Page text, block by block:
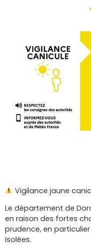
Vigilance jaune
Le département de
en raison des fortes
prudence, en
isolées.